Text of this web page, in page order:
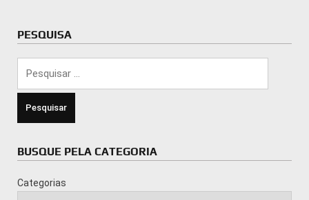
PESQUISA
BUSQUE PELA CATEGORIA
Categorias